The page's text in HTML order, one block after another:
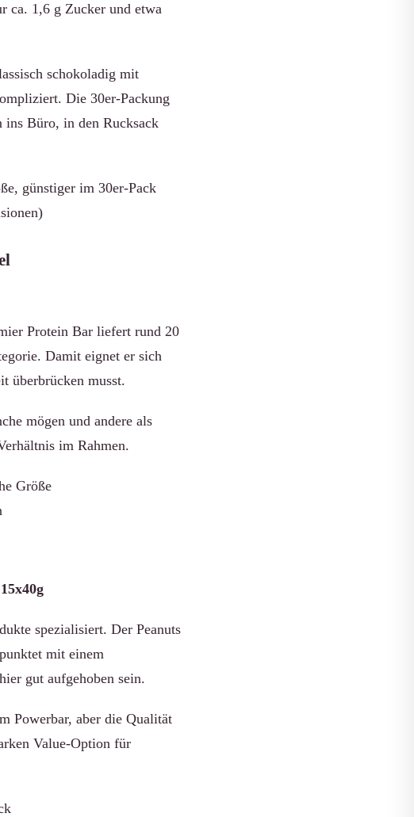
ca. 1,6 g Zucker und etwa
schokoladig mit
Die 30er-Packung
Büro, in den Rucksack
günstiger im 30er-Pack
Protein Bar liefert rund 20
Damit eignet er sich
überbrücken musst.
mögen und andere als
im Rahmen.
Größe
spezialisiert. Der Peanuts
mit einem
gut aufgehoben sein.
Powerbar, aber die Qualität
Value-Option für